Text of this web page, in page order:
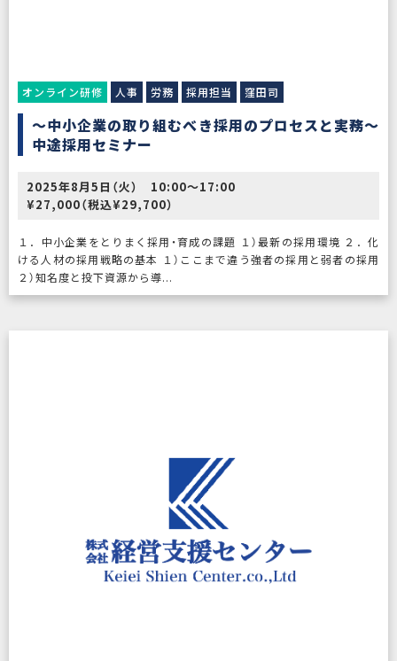
オンライン研修 人事 労務 採用担当 窪田司
～中小企業の取り組むべき採用のプロセスと実務～
中途採用セミナー
2025年8月5日（火） 10:00〜17:00
¥27,000（税込¥29,700）
１．中小企業をとりまく採用・育成の課題 １）最新の採用環境 ２．化
ける人材の採用戦略の基本 １）ここまで違う強者の採用と弱者の採用
２）知名度と投下資源から導...